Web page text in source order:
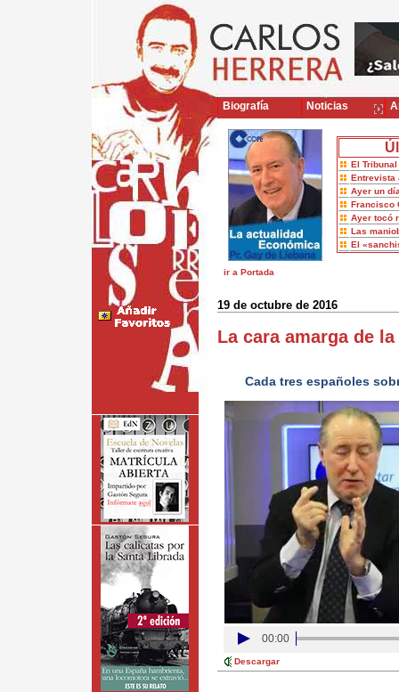
El
Entrevista
Ayer un
Francisco
Ayer tocó
Las
El
ir a Portada
19 de octubre de 2016
La cara amarga de
Cada tres españoles
00:00
Descargar
Biografía Noticias